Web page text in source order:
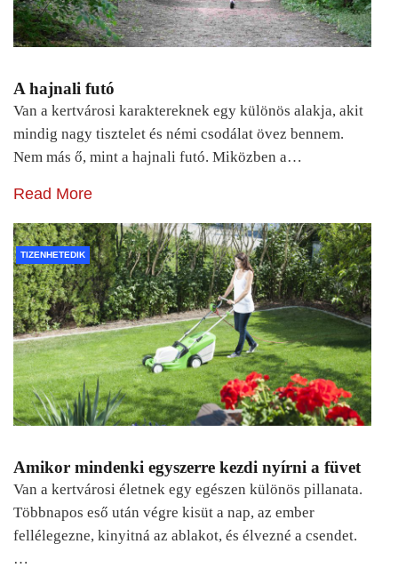
A hajnali futó
Van a kertvárosi karaktereknek egy különös alakja, akit
mindig nagy tisztelet és némi csodálat övez bennem.
Nem más ő, mint a hajnali futó. Miközben a…
Read More
TIZENHETEDIK
Amikor mindenki egyszerre kezdi nyírni a füvet
Van a kertvárosi életnek egy egészen különös pillanata.
Többnapos eső után végre kisüt a nap, az ember
fellélegezne, kinyitná az ablakot, és élvezné a csendet.
…